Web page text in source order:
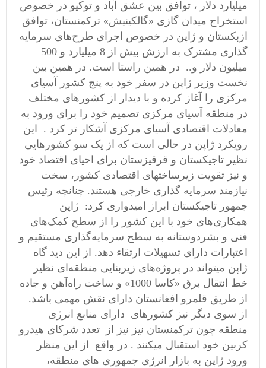
میلیارد دلار ، توافق بین عشق آباد و توکیو در خصوص
استخراج میدان گازی «گالکینیش» ترکمنستان، توافق
ازبکستان و ژاپن در خصوص اجرای طرح‌های سرمایه
گذاری مشترک به ارزش بیش از 8 میلیارد و 500
میلیون دلار و.. در همین راستا است. در همین بین
نخست وزیر ژاپن در سفر خود به پنج کشور آسیای
مرکزی را آغاز کرده و با دیدار از کشورهای مختلف
در منطقه آسیای مرکزی تصمیم خود را برای ورود به
معادلات اقتصادی آسیای مرکزی آشکار تر کرد . این
رویکرد ژاپن در حالی است که از یک سو کشورهایی
نظیر تاجیکستان و قرقیزستان برای احیای اقتصاد خود
و نیز تقویت زیرساختهای اقتصادی کشور، سخت
نیازمند سرمایه گذاری خارجی هستند. چنانچه رئیس
جمهور تاجیکستان ابراز امیدواری کرد: ژاپن
همکاری‌های خود با این کشور را از سطح کمک‌های
فنی و بشردوستانه به سطح سرمایه‌گذاری مستقیم و
اعتبارات دارای تسهیلات ارتقاء دهد. از این دید گاه
ژاپن میتواند در پروژه‌های زیربنایی منطقه‌ای نظیر
خط انتقال برق «کاسا 1000» و ساخت راه‌آهن و جاده
از طریق قلمرو افغانستان دارای نقش مهمی باشد.
از سوی دیگر نیز کشورهای دارای منابع انرژی
منطقه چون ترکمنستان نیز نیز از تعدد شرکای هیدرو
کربین خود استقبال میکنند . در واقع از این منظر
ورود ژاپن به بازار انرژی جمهوری های منطقه،